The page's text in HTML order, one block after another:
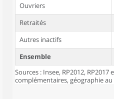
Ouvriers
Retraités
Autres inactifs
Ensemble
Sources : Insee, RP2012,
complémentaires, géographie au